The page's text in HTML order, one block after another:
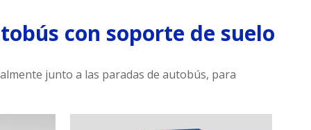
con soporte de suelo
junto a las paradas de autobús, para